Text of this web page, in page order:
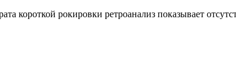
короткой рокировки ретроанализ показывает